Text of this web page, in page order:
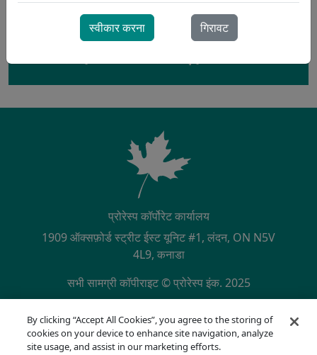
प्रोरेस्प कॉर्पोरेट कार्यालय
1909 ऑक्सफ़ोर्ड स्ट्रीट ईस्ट यूनिट #1, लंदन, ON N5V
4L9, कनाडा
सभी सामग्री कॉपीराइट © प्रोरेस्प इंक. 2025
SECONDARY MENU
गोपनीयता नीति
अनुपालन हॉटलाइन
स्वीकार करना गिरावट
By clicking “Accept All Cookies”, you agree to the storing of
cookies on your device to enhance site navigation, analyze
site usage, and assist in our marketing efforts.